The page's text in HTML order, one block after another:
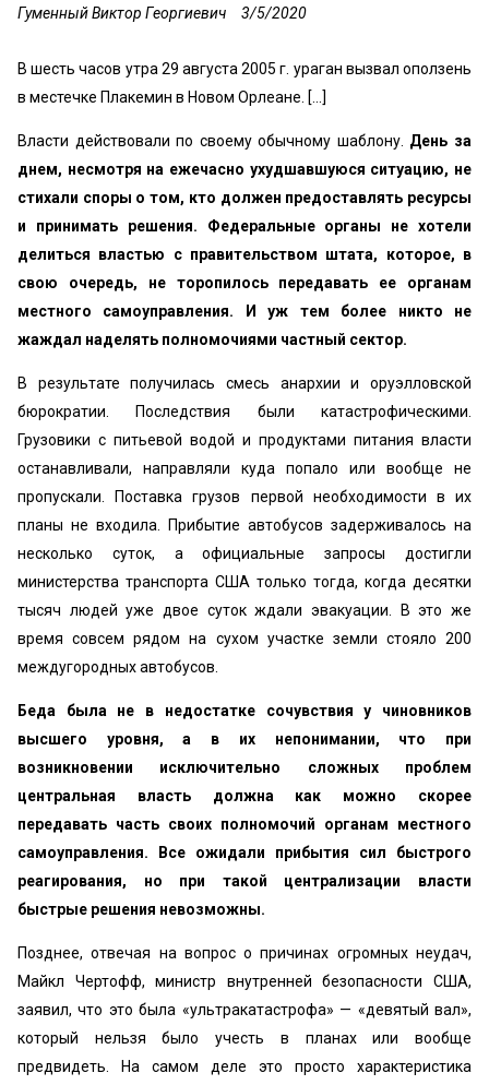
Гуменный Виктор Георгиевич 3/5/2020
В шесть часов утра 29 августа 2005 г. ураган вызвал оползень
в местечке Плакемин в Новом Орлеане. [...]
Власти действовали по своему обычному шаблону. День за
днем, несмотря на ежечасно ухудшавшуюся ситуацию, не
стихали споры о том, кто должен предоставлять ресурсы
и принимать решения. Федеральные органы не хотели
делиться властью с правительством штата, которое, в
свою очередь, не торопилось передавать ее органам
местного самоуправления. И уж тем более никто не
жаждал наделять полномочиями частный сектор.
В результате получилась смесь анархии и оруэлловской
бюрократии. Последствия были катастрофическими.
Грузовики с питьевой водой и продуктами питания власти
останавливали, направляли куда попало или вообще не
пропускали. Поставка грузов первой необходимости в их
планы не входила. Прибытие автобусов задерживалось на
несколько суток, а официальные запросы достигли
министерства транспорта США только тогда, когда десятки
тысяч людей уже двое суток ждали эвакуации. В это же
время совсем рядом на сухом участке земли стояло 200
междугородных автобусов.
Беда была не в недостатке сочувствия у чиновников
высшего уровня, а в их непонимании, что при
возникновении исключительно сложных проблем
центральная власть должна как можно скорее
передавать часть своих полномочий органам местного
самоуправления. Все ожидали прибытия сил быстрого
реагирования, но при такой централизации власти
быстрые решения невозможны.
Позднее, отвечая на вопрос о причинах огромных неудач,
Майкл Чертофф, министр внутренней безопасности США,
заявил, что это была «ультракатастрофа» — «девятый вал»,
который нельзя было учесть в планах или вообще
предвидеть. На самом деле это просто характеристика